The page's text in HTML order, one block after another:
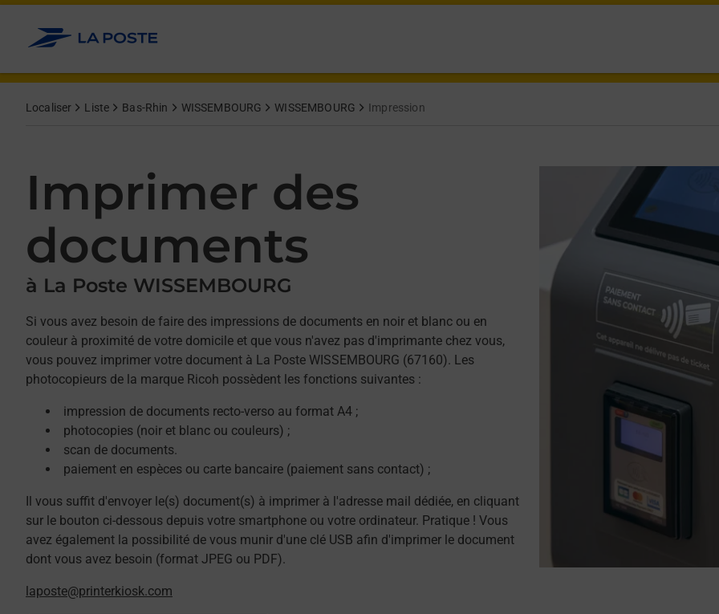
Allez au contenu
Localiser Liste Bas-Rhin WISSEMBOURG WISSEMBOURG Impression
Imprimer des
documents
à La Poste WISSEMBOURG
Si vous avez besoin de faire des impressions de documents en noir et blanc ou en
couleur à proximité de votre domicile et que vous n'avez pas d'imprimante chez vous,
vous pouvez imprimer votre document à La Poste WISSEMBOURG (67160). Les
photocopieurs de la marque Ricoh possèdent les fonctions suivantes :
impression de documents recto-verso au format A4 ;
photocopies (noir et blanc ou couleurs) ;
scan de documents.
paiement en espèces ou carte bancaire (paiement sans contact) ;
Il vous suffit d'envoyer le(s) document(s) à imprimer à l'adresse mail dédiée, en cliquant
sur le bouton ci-dessous depuis votre smartphone ou votre ordinateur. Pratique ! Vous
avez également la possibilité de vous munir d'une clé USB afin d'imprimer le document
dont vous avez besoin (format JPEG ou PDF).
laposte@printerkiosk.com
Afficher ou masquer la réponse
Afficher ou masquer la réponse
Afficher ou masquer la réponse
Afficher ou masquer la réponse